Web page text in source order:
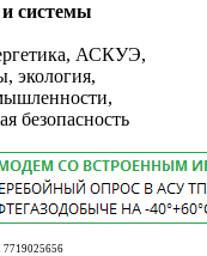
системы
АСКУЭ,
экология,
безопасность